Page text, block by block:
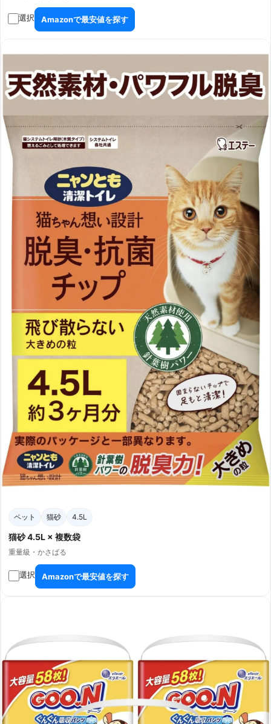
選択 Amazonで最安値を探す
ペット 猫砂 4.5L
猫砂 4.5L × 複数袋
重量級・かさばる
選択 Amazonで最安値を探す